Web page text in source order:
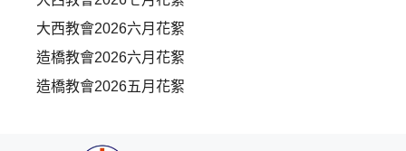
大西教會2026六月花絮
造橋教會2026六月花絮
造橋教會2026五月花絮